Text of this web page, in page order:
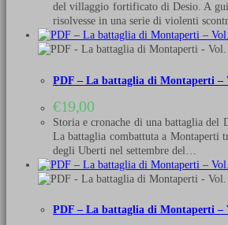
del villaggio fortificato di Desio. A
risolvesse in una serie di violenti
PDF – La battaglia di Montaperti –
€19,00
Storia e cronache di una battaglia
La battaglia combattuta a Montaperti
degli Uberti nel settembre del…
PDF – La battaglia di Montaperti –